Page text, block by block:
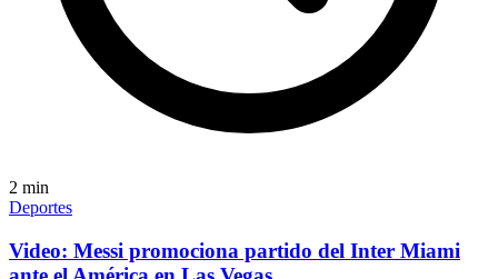
2 min
Deportes
Video: Messi promociona partido del Inter Miami